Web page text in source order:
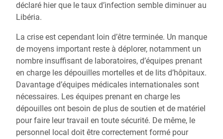
déclaré hier que le taux d’infection semble diminuer au
Libéria.
La crise est cependant loin d’être terminée. Un manque
de moyens important reste à déplorer, notamment un
nombre insuffisant de laboratoires, d’équipes prenant
en charge les dépouilles mortelles et de lits d’hôpitaux.
Davantage d’équipes médicales internationales sont
nécessaires. Les équipes prenant en charge les
dépouilles ont besoin de plus de soutien et de matériel
pour faire leur travail en toute sécurité. De même, le
personnel local doit être correctement formé pour